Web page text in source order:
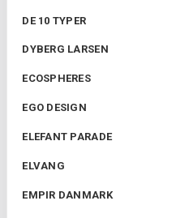
DE 10 TYPER
DYBERG LARSEN
ECOSPHERES
EGO DESIGN
ELEFANT PARADE
ELVANG
EMPIR DANMARK